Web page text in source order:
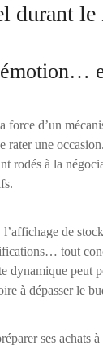
durant
force d’un
rater une
rodés à la
de
tout
dynamique peut
à dépasser le
ses achats